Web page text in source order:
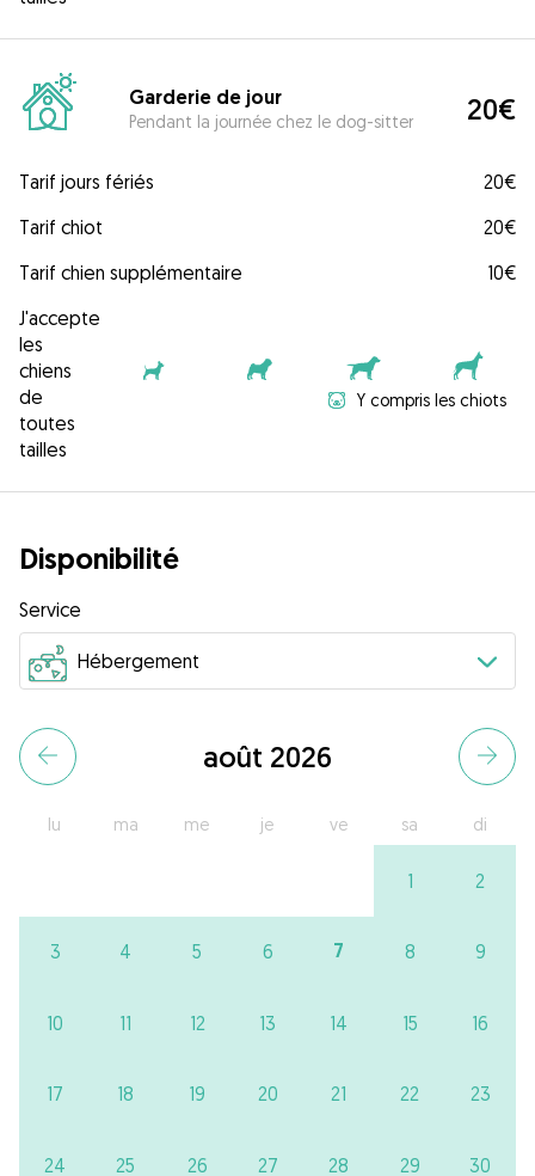
Garderie de jour
Pendant la journée chez le dog-sitter 20€
Tarif jours fériés
20€
Tarif chiot
20€
Tarif chien supplémentaire
10€
J'accepte
les
chiens
de
toutes
tailles
Y compris les chiots
Disponibilité
Service
août 2026
lu ma me je ve sa di
1 2
3 4 5 6 7 8 9
10 11 12 13 14 15 16
17 18 19 20 21 22 23
24 25 26 27 28 29 30